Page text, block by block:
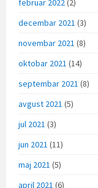
februar 2022(2)
decembar 2021 (3)
novembar 2021 (8)
oktobar 2021 (14)
septembar 2021 (8)
avgust 2021 (5)
jul 2021 (3)
jun 2021 (11)
maj 2021 (5)
april 2021 (6)